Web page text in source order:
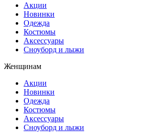
Акции
Новинки
Одежда
Костюмы
Аксессуары
Сноуборд и лыжи
Женщинам
Акции
Новинки
Одежда
Костюмы
Аксессуары
Сноуборд и лыжи